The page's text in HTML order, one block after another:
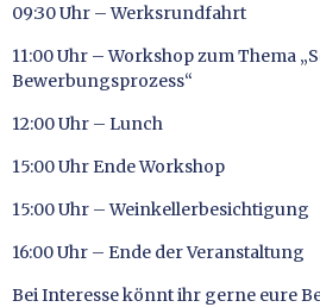
09:30 Uhr – Werksrundfahrt
11:00 Uhr – Workshop zum Thema
Bewerbungsprozess“
12:00 Uhr – Lunch
15:00 Uhr Ende Workshop
15:00 Uhr – Weinkellerbesichtigung
16:00 Uhr – Ende der Veranstaltung
Bei Interesse könnt ihr gerne eure